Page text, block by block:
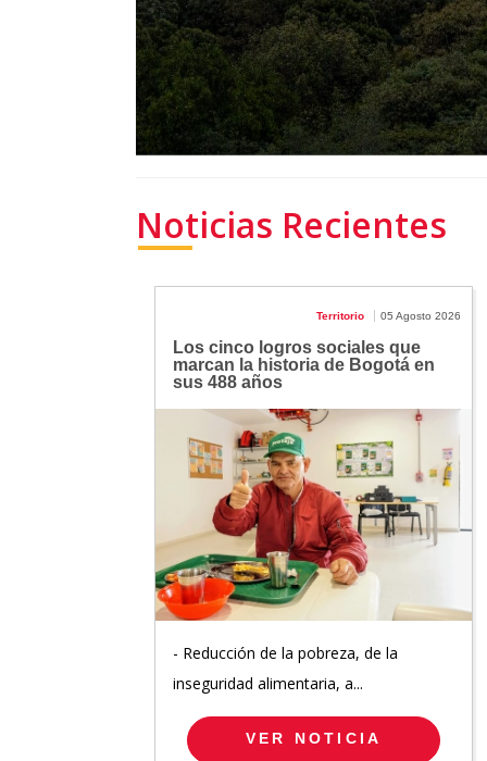
Noticias Recientes
Territorio 05 Agosto 2026
Los cinco logros sociales que
marcan la historia de Bogotá en
sus 488 años
- Reducción de la pobreza, de la
inseguridad alimentaria, a...
VER NOTICIA